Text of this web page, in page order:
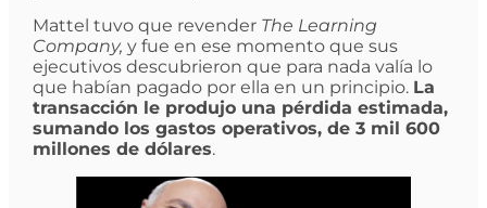
Mattel tuvo que revenderThe Learning
Company, y fue en ese momento que sus
ejecutivos descubrieron que para nada valía lo
que habían pagado por ella en un principio. La
transacción le produjo una pérdida estimada,
sumando los gastos operativos, de 3 mil 600
millones de dólares.